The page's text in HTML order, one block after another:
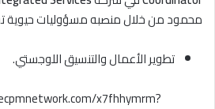
محمود من خلال منصبه مسؤوليات
تطوير الأعمال والتنسيق اللوجستي.
x7fhhymrm?